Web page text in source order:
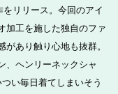
リリース。今回のアイ
加工を施した独自のファ
あり触り心地も抜群。
、ヘンリーネックシャ
い毎日着てしまいそう